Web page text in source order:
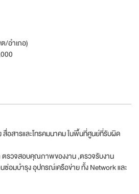
/อำเภอ)
อสารและโทรคมนาคม ในพื้นที่ศูนย์ที่รับผิด
ตรวจสอบคุณภาพของงาน ,ตรวจรับงาน
อมบำรุง อุปกรณ์เครือข่าย ทั้ง Network และ